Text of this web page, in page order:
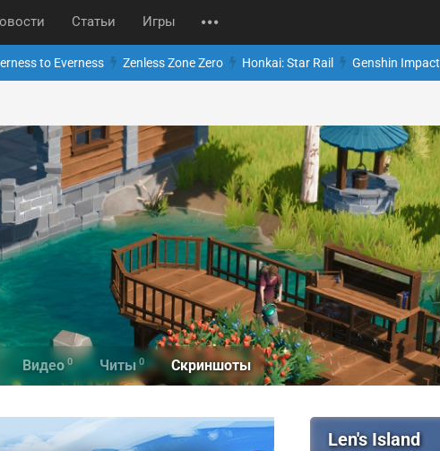
Статьи Игры
to Everness Zenless Zone Zero Honkai: Star Rail Genshin Impact
Видео 0 Читы 0 Скриншоты
Len's Island